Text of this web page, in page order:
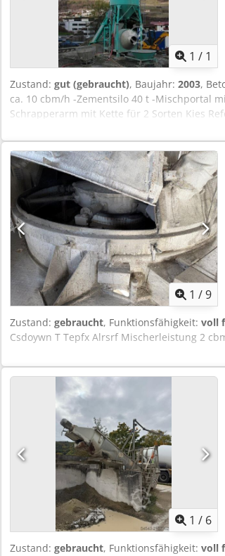
1 / 1
Zustand: gut (gebraucht), Baujahr: 2003,
ca. 10 cbm/h -Zementsilo 40 t -Mischportal
Schrapperarm mit Kette für 2 Sorten Kies
1 /9
Zustand: gebraucht, Funktionsfähigkeit: voll
Csdoywn T Tepfx Alrsrf Mischerleistung 2
1 / 6
Zustand: gebraucht, Funktionsfähigkeit: voll